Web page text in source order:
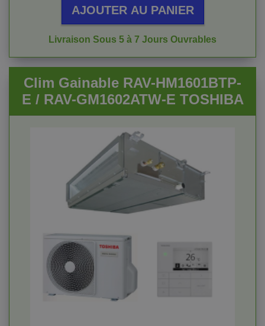
AJOUTER AU PANIER
Livraison Sous 5 à 7 Jours Ouvrables
Clim Gainable RAV-HM1601BTP-
E / RAV-GM1602ATW-E TOSHIBA